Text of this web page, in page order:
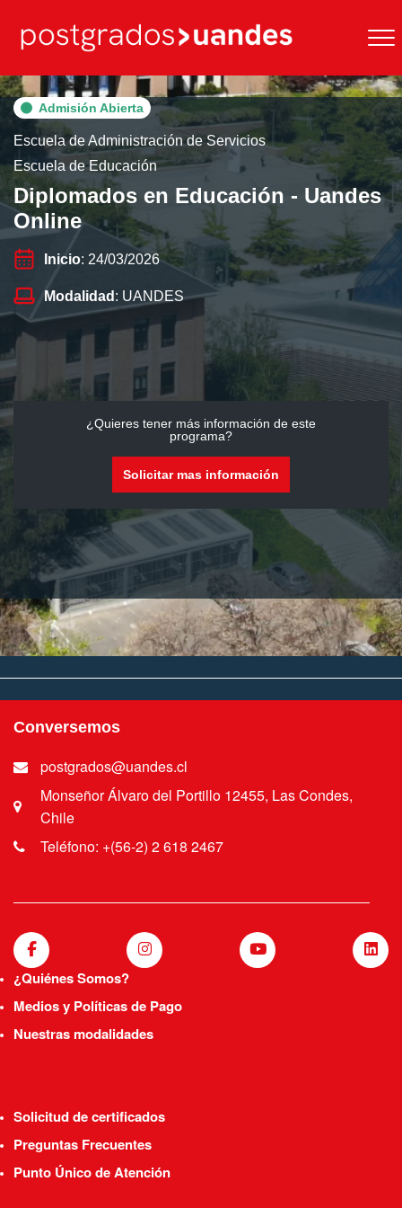
Admisión Abierta
Escuela de Administración de Servicios
Escuela de Educación
Diplomados en Educación - Uandes
Online
Inicio: 24/03/2026
Modalidad : UANDES
¿Quieres tener más información de este
programa?
Solicitar mas información
Conversemos
postgrados@uandes.cl
Monseñor Álvaro del Portillo 12455, Las Condes,
Chile
Teléfono: +(56-2) 2 618 2467
¿Quiénes Somos?
Medios y Políticas de Pago
Nuestras modalidades
Solicitud de certificados
Preguntas Frecuentes
Punto Único de Atención